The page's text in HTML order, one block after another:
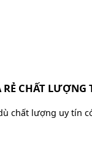
CHẤT LƯỢNG
chất lượng uy tín